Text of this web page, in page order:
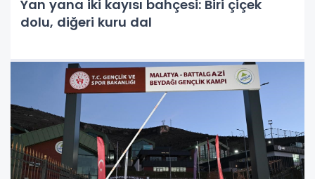
Yan yana iki kayısı bahçesi: Biri çiçek
dolu, diğeri kuru dal